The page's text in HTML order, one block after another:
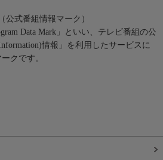
公式番組情報マーク）
Data Mark」といい、テレビ番組の公
情報」を利用したサービスに
クです。